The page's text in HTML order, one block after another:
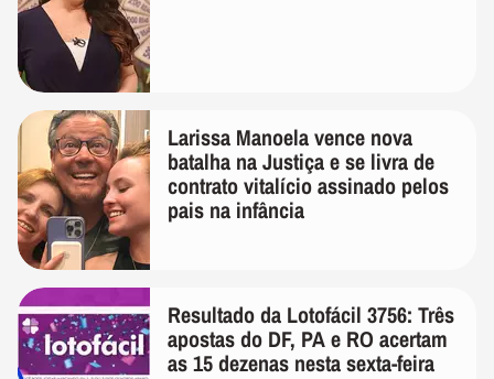
Larissa Manoela vence nova
batalha na Justiça e se livra de
contrato vitalício assinado pelos
pais na infância
Resultado da Lotofácil 3756: Três
apostas do DF, PA e RO acertam
as 15 dezenas nesta sexta-feira